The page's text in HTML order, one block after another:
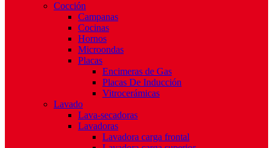
Cocción
Campanas
Cocinas
Hornos
Microondas
Placas
Encimeras de Gas
Placas De Inducción
Vitrocerámicas
Lavado
Lava-secadoras
Lavadoras
Lavadora carga frontal